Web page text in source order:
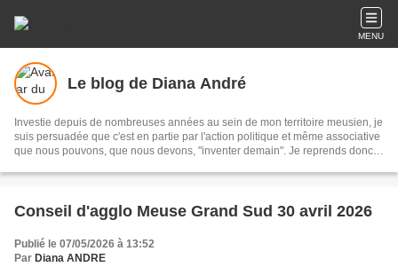
MENU
Le blog de Diana André
Investie depuis de nombreuses années au sein de mon territoire meusien, je
suis persuadée que c'est en partie par l'action politique et même associative
que nous pouvons, que nous devons, "inventer demain". Je reprends donc
grand nombre de mes concitoyens sur l'actualité locale.
Conseil d'agglo Meuse Grand Sud 30 avril 2026
Publié le 07/05/2026 à 13:52
Par Diana ANDRE